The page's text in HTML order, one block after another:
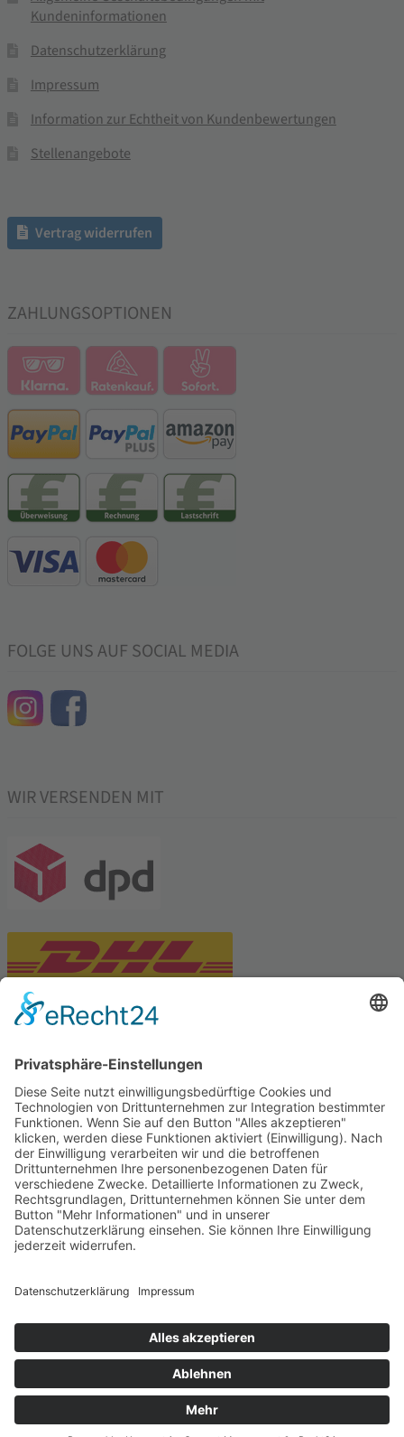
Kundeninformationen
Datenschutzerklärung
Impressum
Information zur Echtheit von Kundenbewertungen
Stellenangebote
Vertrag widerrufen
ZAHLUNGSOPTIONEN
FOLGE UNS AUF SOCIAL MEDIA
WIR VERSENDEN MIT
Tekal – Textile Lebensqualität
Exklusive moderne & Orientteppiche
Feuerwerk XXL
Pyrotechnik online bestellen
© Stadtmühle Waldenbuch 2026
und Mühlenprodukte ·
Cookie-Einstellungen
Alle Preise inkl. der gesetzlichen MwSt.
Die durchgestrichenen Preise entsprechen dem bisherigen Preis in